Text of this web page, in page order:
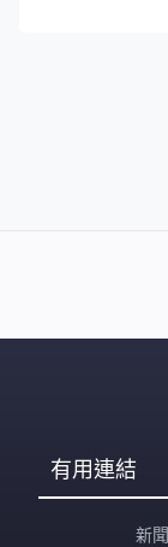
有機會令微生
管 據台灣媒體
更引發嚴重酸
急診科醫師曾
有用連結
新